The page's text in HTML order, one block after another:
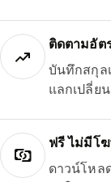
ติดตามอัต
บันทึกสกุล
แลกเปลี่ยน
ฟรี ไม่มีโ
ดาวน์โหล